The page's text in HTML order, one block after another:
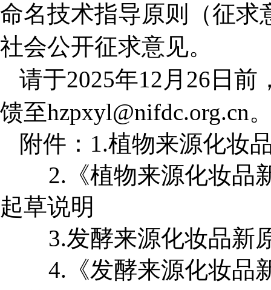
命名技术指导原则（征
社会公开征求意见。
请于2025年12月26日
馈至hzpxyl@nifdc.org.cn
附件：1.植物来源化妆
2. 《植物来源化妆
起草说明
3.发酵来源化妆品新
4. 《发酵来源化妆